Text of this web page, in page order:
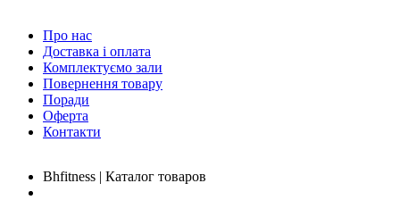
Про нас
Доставка і оплата
Комплектуємо зали
Повернення товару
Поради
Оферта
Контакти
Bhfitness | Каталог товаров